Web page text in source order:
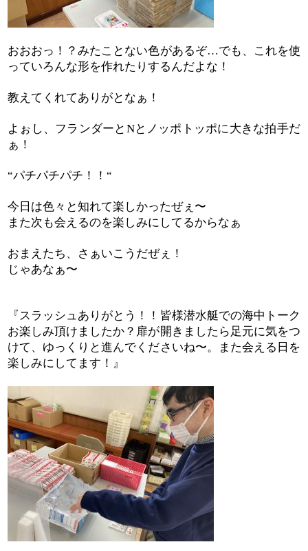
おおおっ！？みたことない色があるぞ…でも、これを使
っていろんな形を作れたりするんだよな！
教えてくれてありがとなぁ！
よぉし、フランダーと Nとノッポトッポに大きな拍手だ
ぁ！
“パチパチパチ！！“
今日は色々と知れて楽しかったぜぇ〜
また次も会えるのを楽しみにしてるからなぁ
おまえたち、さぁいこうだぜぇ！
じゃあなぁ〜
『スラッシュありがとう！！皆様潜水艇での海中トーク
お楽しみ頂けましたか？扉が開きましたら足元に気をつ
けて、ゆっくりと進んでくださいね〜。また会える日を
楽しみにしてます！』